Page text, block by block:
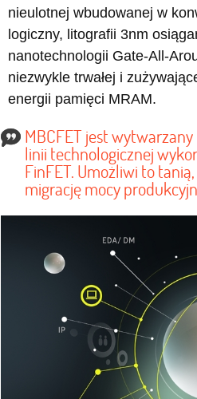
nieulotnej wbudowanej w
logiczny, litografii 3nm
nanotechnologii Gate-All-
niezwykle trwałej i
energii pamięci MRAM.
MBCFET jest
linii technologicznej
FinFET. Umożliwi to
migrację mocy